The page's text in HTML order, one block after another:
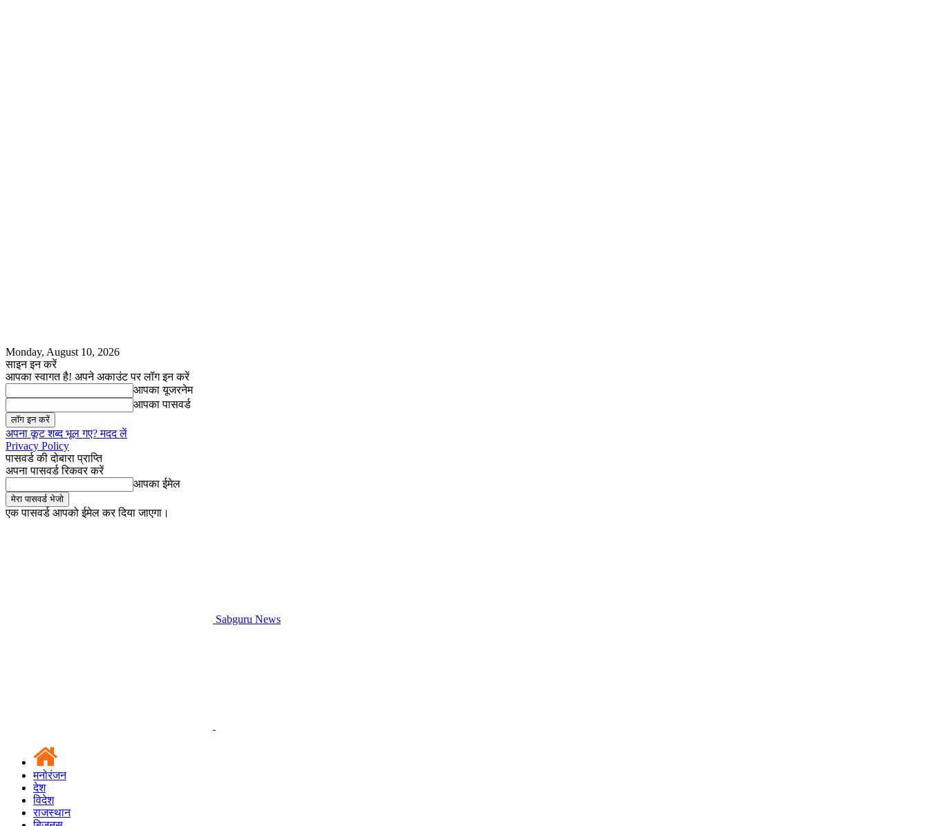
Monday, August 10, 2026
साइन इन करें
आपका स्वागत है! अपने अकाउंट पर लॉग इन करें
आपका यूजरनेम
आपका पासवर्ड
अपना कूट शब्द भूल गए? मदद लें
Privacy Policy
पासवर्ड की दोबारा प्राप्ति
अपना पासवर्ड रिकवर करें
आपका ईमेल
एक पासवर्ड आपको ईमेल कर दिया जाएगा।
Sabguru News
मनोरंजन
देश
विदेश
राजस्थान